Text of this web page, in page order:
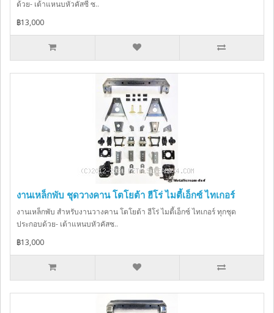
ด้วย- เต้าแหนบหัวคัสซี ซ..
฿13,000
งานเหล็กพับ ชุดวางคาน โตโยต้า ฮีโร่ ไมตี้เอ็กซ์ ไทเกอร์
งานเหล็กพับ สำหรับงานวางคาน โตโยต้า ฮีโร่ ไมตี้เอ็กซ์ ไทเกอร์ ทุกชุด
ประกอบด้วย- เต้าแหนบหัวคัสซ..
฿13,000